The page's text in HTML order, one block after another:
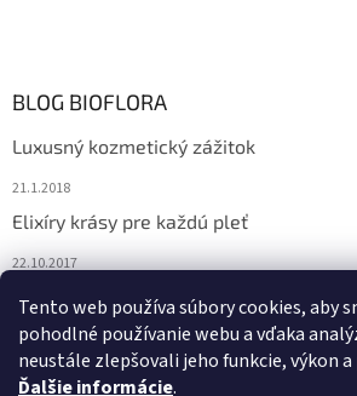
Tento web používa súbory cookies, aby
pohodlné používanie webu a vďaka
neustále zlepšovali jeho funkcie, výkon
Ďalšie informácie.
BLOG BIOFLORA
Luxusný kozmetický zážitok
21.1.2018
Elixíry krásy pre každú pleť
22.10.2017
Spoznajte prírodnú kozmetiku Sante
10.10.2017